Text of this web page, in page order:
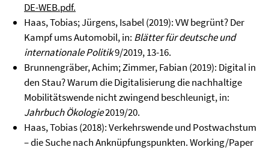
DE-WEB.pdf.
Haas, Tobias; Jürgens, Isabel (2019): VW begrünt? Der
Kampf ums Automobil, in: Blätter für deutsche und
internationale Politik9/2019, 13-16.
Brunnengräber, Achim; Zimmer, Fabian (2019): Digital in
den Stau? Warum die Digitalisierung die nachhaltige
Mobilitätswende nicht zwingend beschleunigt, in:
Jahrbuch Ökologie2019/20.
Haas, Tobias (2018): Verkehrswende und Postwachstum
– die Suche nach Anknüpfungspunkten. Working/Paper